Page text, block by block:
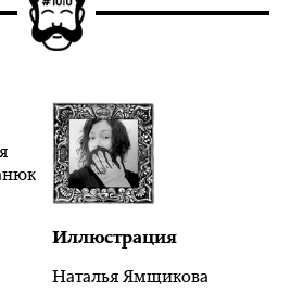
Иллюстрация
Наталья Ямщикова